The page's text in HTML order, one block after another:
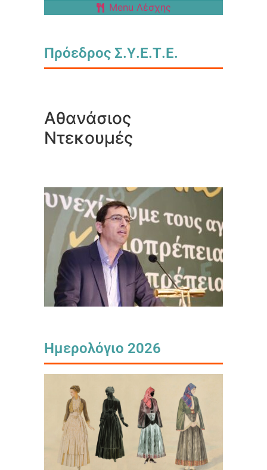
Menu Λέσχης
Πρόεδρος Σ.Υ.Ε.Τ.Ε.
Αθανάσιος
Ντεκουμές
Ημερολόγιο 2026